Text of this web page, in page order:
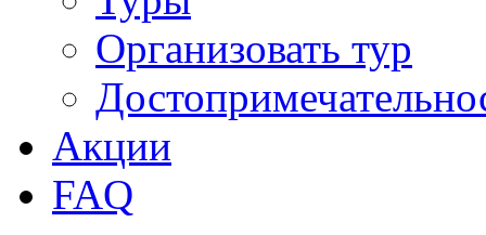
Организовать тур
Акции
FAQ